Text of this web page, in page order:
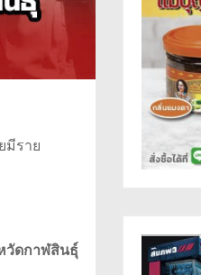
มีราย
วัดกาฬสินธุ์